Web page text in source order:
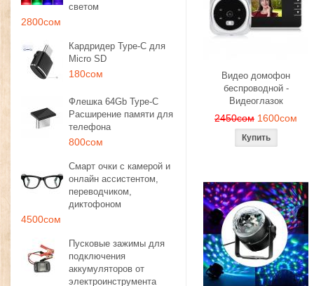
светом
2800сом
Кардридер Type-C для
Micro SD
180сом
Флешка 64Gb Type-C
Расширение памяти для
телефона
800сом
Смарт очки с камерой и
онлайн ассистентом,
переводчиком,
диктофоном
4500сом
Пусковые зажимы для
подключения
аккумуляторов от
электроинструмента
Видео домофон
беспроводной -
Видеоглазок
2450сом 1600сом